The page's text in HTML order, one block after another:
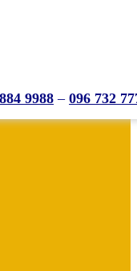
9988 – 096 732